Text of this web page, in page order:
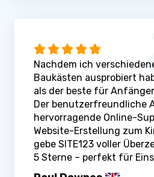
Nachdem ich
Baukästen ausprobiert
als der beste für
Der benutzerfreundliche
hervorragende Online-
Website-Erstellung zum
gebe SITE123 voller
5 Sterne – perfekt für